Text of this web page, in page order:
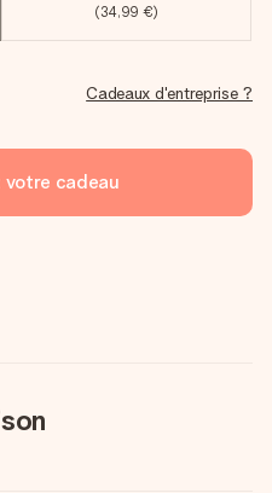
(34,99 €)
Cadeaux d'entreprise ?
votre cadeau